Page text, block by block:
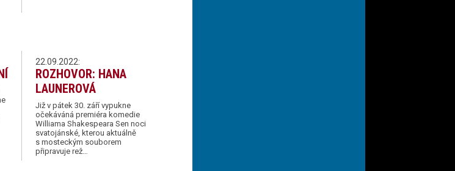
22.09.2022:
ROZHOVOR: HANA
LAUNEROVÁ
Již v pátek 30. září vypukne
očekáváná premiéra komedie
Williama Shakespeara Sen noci
svatojánské, kterou aktuálně
s mosteckým souborem
připravuje rež…